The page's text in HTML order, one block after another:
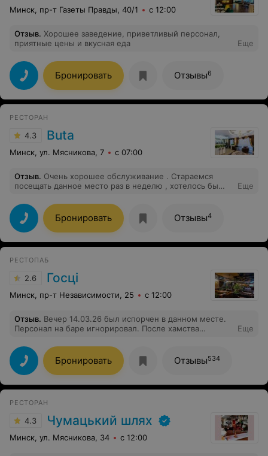
Минск, пр-т Газеты Правды, 40/1 с 12:00
Отзыв. Хорошее заведение, приветливый персонал,
приятные цены и вкусная еда
Еще
Бронировать Отзывы6
РЕСТОРАН
4.3 Buta
Минск, ул. Мясникова, 7 с 07:00
Отзыв. Очень хорошее обслуживание . Стараемся
посещать данное место раз в неделю , хотелось бы
Кухня супер, обслуживание супер.
Еще
Бронировать Отзывы4
РЕСТОПАБ
2.6 Госцi
Минск, пр-т Независимости, 25 с 12:00
Отзыв. Вечер 14.03.26 был испорчен в данном месте.
Персонал на баре игнорировал. После хамства
этом месте перехотелось.
Еще
Бронировать Отзывы534
РЕСТОРАН
4.3 Чумацький шлях
Минск, ул. Мясникова, 34 с 12:00